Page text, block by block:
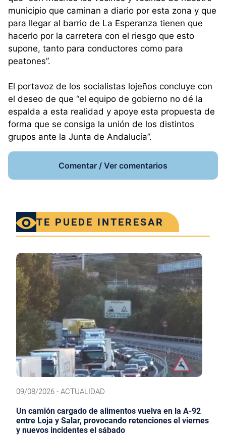
municipio que caminan a diario por esta zona y que
para llegar al barrio de La Esperanza tienen que
hacerlo por la carretera con el riesgo que esto
supone, tanto para conductores como para
peatones”.
El portavoz de los socialistas lojeños concluye con
el deseo de que “el equipo de gobierno no dé la
espalda a esta realidad y apoye esta propuesta de
forma que se consiga la unión de los distintos
grupos ante la Junta de Andalucía”.
Comentar / Ver comentarios
TE PUEDE INTERESAR
09/08/2026 - ACTUALIDAD
Un camión cargado de alimentos vuelva en la A-92
entre Loja y Salar, provocando retenciones el viernes
y nuevos incidentes el sábado